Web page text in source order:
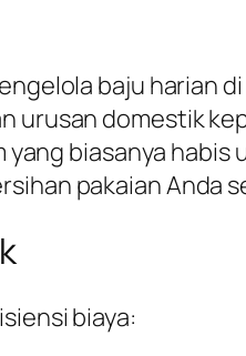
baju harian
urusan domestik
biasanya habis
pakaian Anda
biaya: